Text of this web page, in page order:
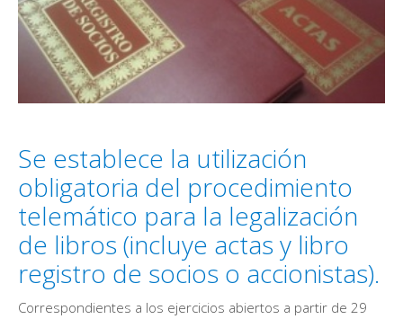
Se establece la utilización
obligatoria del procedimiento
telemático para la legalización
de libros (incluye actas y libro
registro de socios o accionistas).
Correspondientes a los ejercicios abiertos a partir de 29